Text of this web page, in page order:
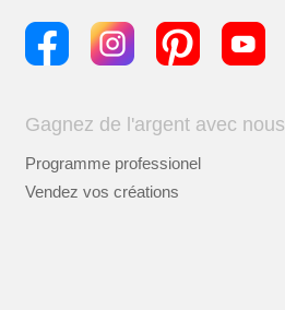
Gagnez de l'argent avec nous
Programme professionel
Vendez vos créations